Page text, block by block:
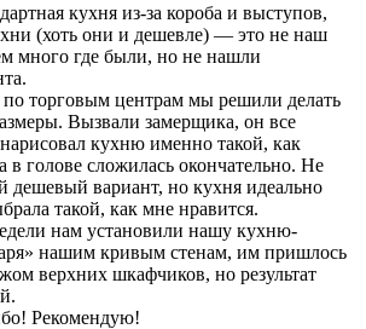
кухня из-за короба и выступов,
(хоть они и дешевле) — это не наш
много где были, но не нашли
по торговым центрам мы решили делать
Вызвали замерщика, он все
кухню именно такой, как
в голове сложилась окончательно. Не
дешевый вариант, но кухня идеально
такой, как мне нравится.
нам установили нашу кухню-
нашим кривым стенам, им пришлось
верхних шкафчиков, но результат
Рекомендую!